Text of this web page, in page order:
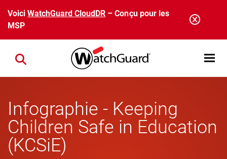
Aller au contenu principal
VoiciWatchGuard CloudDR – Conçu pour les
MSP
Open
Close search
Infographie - Keeping
Children Safe in Education
(KCSiE)